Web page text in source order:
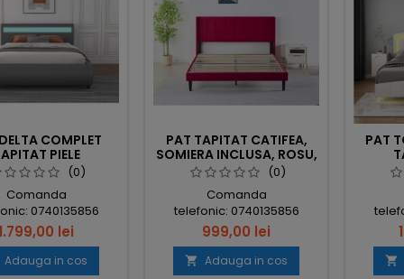
COMPLET
PIELE
CU
LED
SOMIERA
GRI, FARA
SALTEA
(0)
Comanda
0740135856
lei
Adauga in cos
PAT TAPITAT CATIFEA,
SOMIERA INCLUSA, ROSU,
FARA SALTEA COD 6230
(0)
Comanda
telefonic: 0740135856
999,00 lei
 Adauga in cos
PAT
